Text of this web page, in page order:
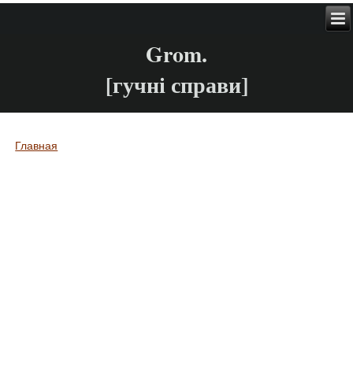
Grom.
[гучні справи]
Вы здесь
Главная